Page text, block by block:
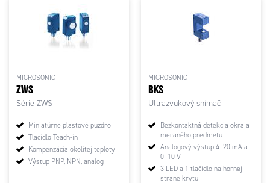
MICROSONIC
ZWS
Série ZWS
Miniatúrne plastové puzdro
Tlačidlo Teach-in
Kompenzácia okolitej teploty
Výstup PNP, NPN, analog
MICROSONIC
BKS
Ultrazvukový snímač
Bezkontaktná detekcia okraja
meraného predmetu
Analogový výstup 4–20 mA a
0–10 V
3 LED a 1 tlačidlo na hornej
strane krytu